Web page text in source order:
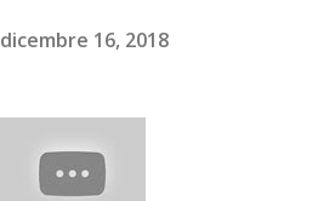
dicembre 16, 2018